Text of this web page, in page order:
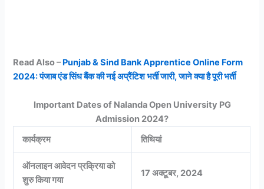
Read Also –Punjab & Sind Bank Apprentice Online Form
2024: पंजाब एंड सिंध बैंक की नई अप्रैंटिश भर्ती जारी, जाने क्या है पूरी भर्ती
Important Dates of Nalanda Open University PG
Admission 2024?
कार्यक्रम
तिथियां
ऑनलाइन आवेदन प्रक्रिया को
शुरु किया गया
17 अक्टूबर, 2024